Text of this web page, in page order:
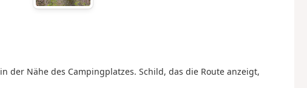
der Nähe des Campingplatzes. Schild, das die Route anzeigt,